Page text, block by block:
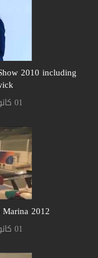
2010 including
01 كانون الثاني 2013, 12:00 ص
2012
01 كانون الثاني 2013, 12:00 ص